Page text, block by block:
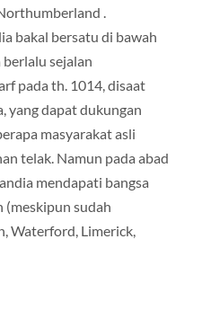
.
bakal bersatu di bawah
sejalan
pada th. 1014, disaat
yang dapat dukungan
masyarakat asli
telak. Namun pada abad
mendapati bangsa
(meskipun sudah
Waterford, Limerick,